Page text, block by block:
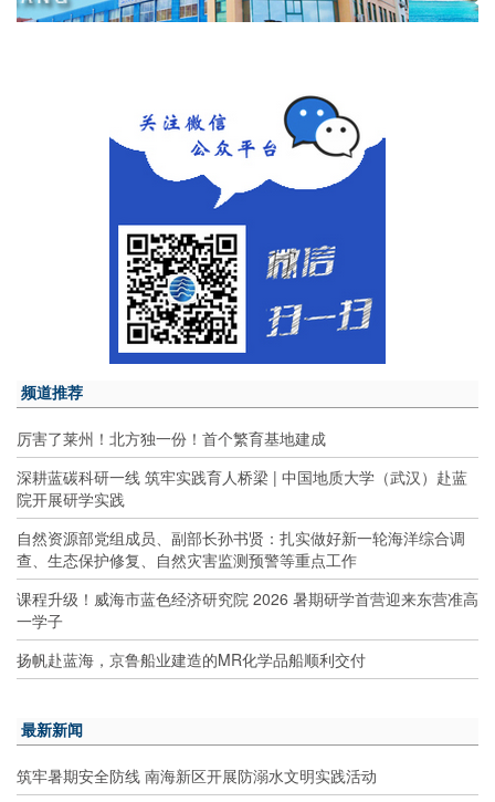
频道推荐
厉害了莱州！北方独一份！首个繁育基地建成
深耕蓝碳科研一线 筑牢实践育人桥梁 | 中国地质大学（武汉）赴蓝
院开展研学实践
自然资源部党组成员、副部长孙书贤：扎实做好新一轮海洋综合调
查、生态保护修复、自然灾害监测预警等重点工作
课程升级！威海市蓝色经济研究院 2026 暑期研学首营迎来东营准高
一学子
扬帆赴蓝海，京鲁船业建造的MR化学品船顺利交付
最新新闻
筑牢暑期安全防线 南海新区开展防溺水文明实践活动